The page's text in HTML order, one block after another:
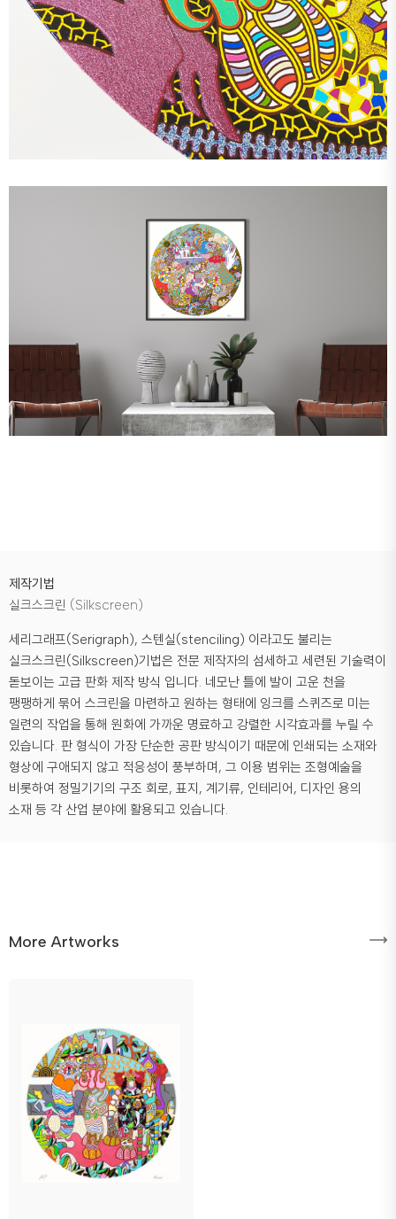
제작기법
실크스크린 (Silkscreen)
세리그래프(Serigraph), 스텐실(stenciling) 이라고도 불리는
실크스크린(Silkscreen)기법은 전문 제작자의 섬세하고 세련된 기술력이
돋보이는 고급 판화 제작 방식 입니다. 네모난 틀에 발이 고운 천을
팽팽하게 묶어 스크린을 마련하고 원하는 형태에 잉크를 스퀴즈로 미는
일련의 작업을 통해 원화에 가까운 명료하고 강렬한 시각효과를 누릴 수
있습니다. 판 형식이 가장 단순한 공판 방식이기 때문에 인쇄되는 소재와
형상에 구애되지 않고 적응성이 풍부하며, 그 이용 범위는 조형예술을
비롯하여 정밀기기의 구조 회로, 표지, 계기류, 인테리어, 디자인 용의
소재 등 각 산업 분야에 활용되고 있습니다.
More Artworks